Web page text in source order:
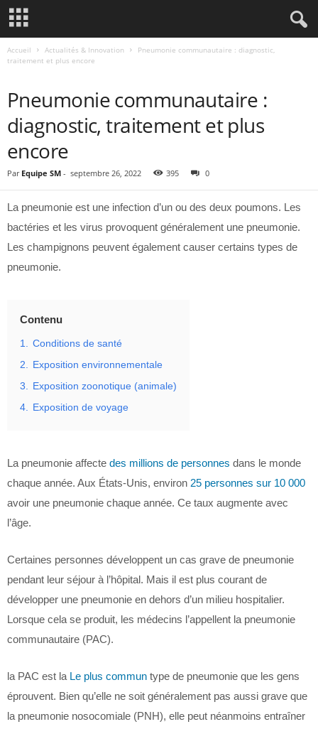
Accueil Actualités & Innovation
Pneumonie communautaire : diagnostic,
traitement et plus encore
Pneumonie communautaire :
diagnostic, traitement et plus
encore
Par Equipe SM - septembre 26, 2022 395 0
La pneumonie est une infection d’un ou des deux poumons. Les
bactéries et les virus provoquent généralement une pneumonie.
Les champignons peuvent également causer certains types de
pneumonie.
Contenu
1. Conditions de santé
2. Exposition environnementale
3. Exposition zoonotique (animale)
4. Exposition de voyage
La pneumonie affecte des millions de personnes dans le monde
chaque année. Aux États-Unis, environ 25 personnes sur 10 000
avoir une pneumonie chaque année. Ce taux augmente avec
l’âge.
Certaines personnes développent un cas grave de pneumonie
pendant leur séjour à l’hôpital. Mais il est plus courant de
développer une pneumonie en dehors d’un milieu hospitalier.
Lorsque cela se produit, les médecins l’appellent la pneumonie
communautaire (PAC).
la PAC est la Le plus commun type de pneumonie que les gens
éprouvent. Bien qu’elle ne soit généralement pas aussi grave que
la pneumonie nosocomiale (PNH), elle peut néanmoins entraîner